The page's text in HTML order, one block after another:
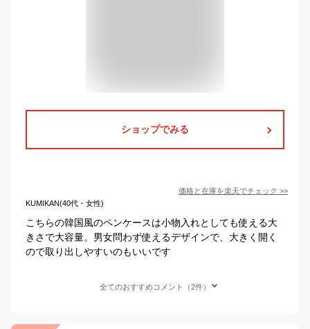
ショップでみる
価格と在庫を楽天でチェック >>
KUMIKAN(40代・女性)
こちらの韓国風のペンケースは小物入れとしても使える大
きさで大容量。男女問わず使えるデザインで、大きく開く
ので取り出しやすいのもいいです
全てのおすすめコメント（2件）